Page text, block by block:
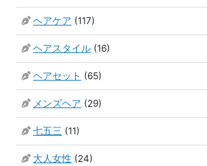
ヘアケア (117)
ヘアスタイル (16)
ヘアセット (65)
メンズヘア (29)
七五三 (11)
大人女性 (24)